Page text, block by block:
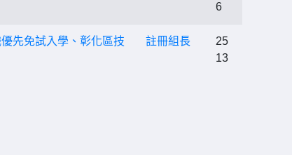
6
先免試入學、彰化區技
註冊組長
25
13